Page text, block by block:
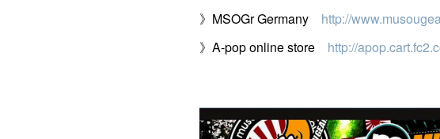
》MSOGr Germany http://
》A-pop online store http://